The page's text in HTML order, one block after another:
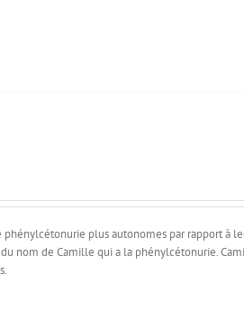
plus autonomes par rapport à
nom de Camille qui a la phénylcétonurie.